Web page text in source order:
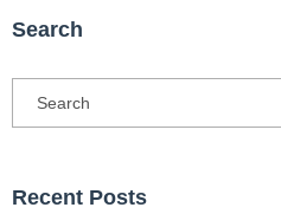
Search
Recent Posts